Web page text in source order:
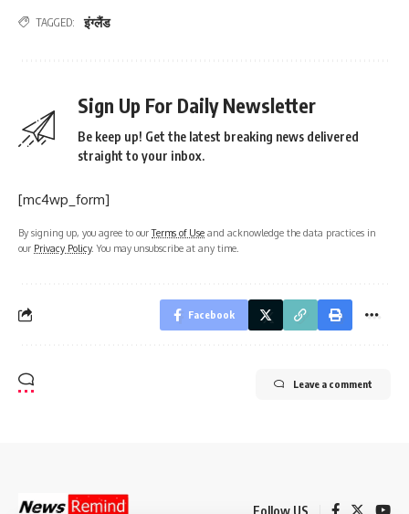
TAGGED: इंग्लैंड
Sign Up For Daily Newsletter
Be keep up! Get the latest breaking news delivered
straight to your inbox.
[mc4wp_form]
By signing up, you agree to ourTerms of Use and acknowledge the data practices in
our Privacy Policy. You may unsubscribe at any time.
Facebook
Leave a comment
Follow US